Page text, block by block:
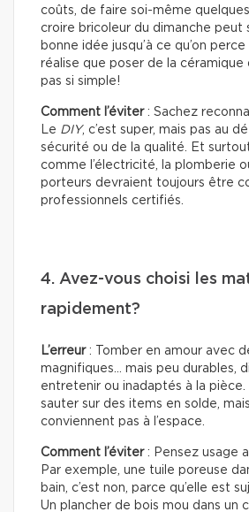
coûts, de faire soi-même
croire bricoleur du dimanche peut
bonne idée jusqu’à ce qu’on perce
réalise que poser de la céramique
pas si simple!
Comment l’éviter: Sachez
Le DIY, c’est super, mais pas au
sécurité ou de la qualité. Et
comme l’électricité, la plomberie
porteurs devraient toujours être
professionnels certifiés.
4. Avez-vous choisi les
rapidement?
L’erreur: Tomber en amour avec
magnifiques… mais peu durables,
entretenir ou inadaptés à la pièce.
sauter sur des items en solde,
conviennent pas à l’espace.
Comment l’éviter: Pensez usage
Par exemple, une tuile poreuse
bain, c’est non, parce qu’elle est
Un plancher de bois mou dans un